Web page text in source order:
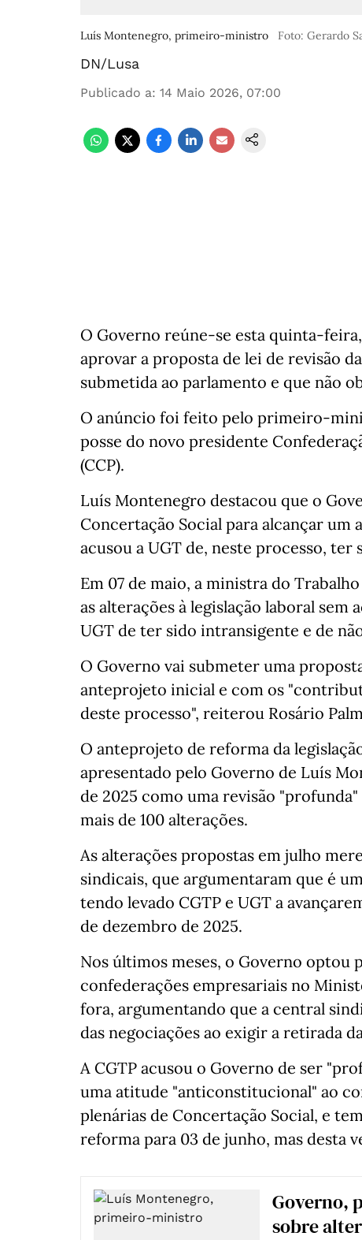
Luís Montenegro, primeiro-ministro Foto: Gerardo
DN/Lusa
Publicado a: 14 Maio 2026, 07:00
O Governo reúne-se esta quinta-
aprovar a proposta de lei de revisão
submetida ao parlamento e que não
O anúncio foi feito pelo primeiro-
posse do novo presidente
(CCP).
Luís Montenegro destacou que o
Concertação Social para alcançar um
acusou a UGT de, neste processo,
Em 07 de maio, a ministra do
as alterações à legislação laboral sem
UGT de ter sido intransigente e de
O Governo vai submeter uma
anteprojeto inicial e com os
deste processo", reiterou Rosário
O anteprojeto de reforma da
apresentado pelo Governo de Luís
de 2025 como uma revisão
mais de 100 alterações.
As alterações propostas em julho
sindicais, que argumentaram que é
tendo levado CGTP e UGT a
de dezembro de 2025.
Nos últimos meses, o Governo optou
confederações empresariais no
fora, argumentando que a central
das negociações ao exigir a retirada
A CGTP acusou o Governo de ser
uma atitude "anticonstitucional" ao
plenárias de Concertação Social, e
reforma para 03 de junho, mas desta
Governo,
sobre